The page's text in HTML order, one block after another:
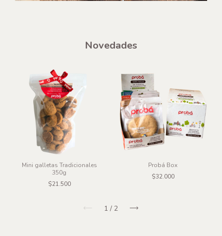
Novedades
Mini galletas Tradicionales
350g
$21.500
Probá Box
$32.000
1 / 2